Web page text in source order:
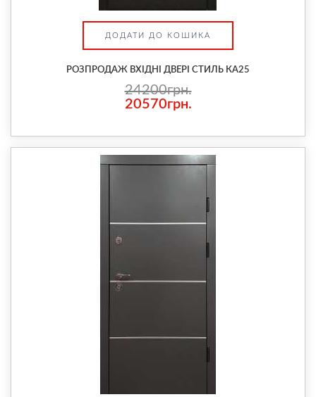
ДОДАТИ ДО КОШИКА
РОЗПРОДАЖ ВХІДНІ ДВЕРІ СТИЛЬ КА25
24200грн.
20570грн.